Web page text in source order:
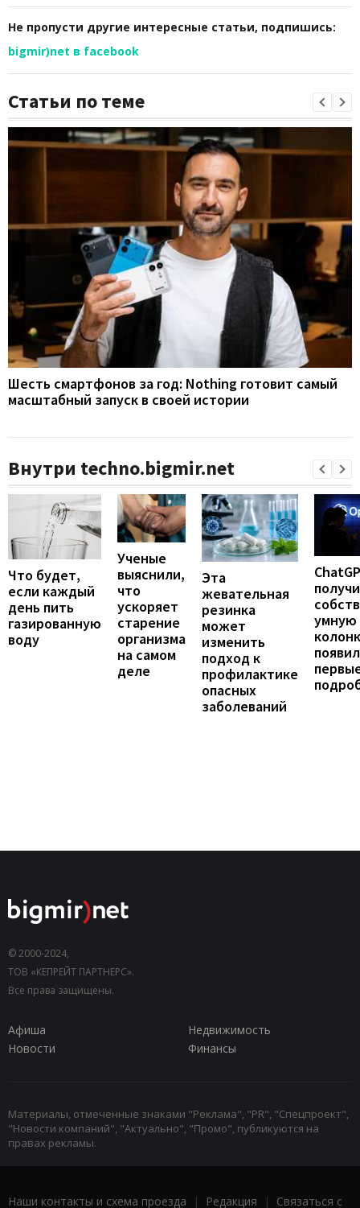
Не пропусти другие интересные статьи, подпишись:
bigmir)net в facebook
Статьи по теме
Шесть смартфонов за год: Nothing готовит самый
масштабный запуск в своей истории
Внутри techno.bigmir.net
Что будет,
если каждый
день пить
газированную
воду
Ученые
выяснили,
что
ускоряет
старение
организма
на самом
деле
Эта
жевательная
резинка
может
изменить
подход к
профилактике
опасных
заболеваний
умную
© 2000-2024,
ТОВ «КЕПРЕЙТ ПАРТНЕРС».
Все права защищены.
Афиша
Недвижимость
Новости
Финансы
Материалы, отмеченные знаками "Реклама", "PR", "Спецпроект",
"Новости компаний", "Актуально", "Промо", публикуются на
правах рекламы.
Наши контакты и схема проезда | Редакция | Связаться с